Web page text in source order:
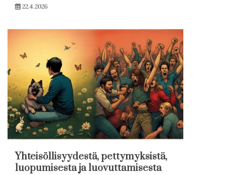
22.4.2026
Yhteisöllisyydestä, pettymyksistä,
luopumisesta ja luovuttamisesta